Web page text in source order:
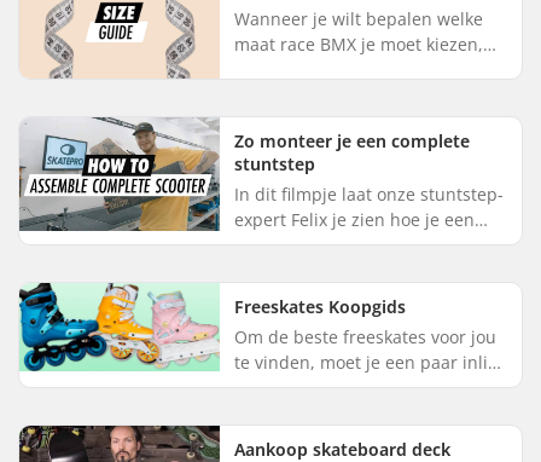
Wanneer je wilt bepalen welke
maat race BMX je moet kiezen,
De tabel is alleen bedoeld...
Zo monteer je een complete
stuntstep
In dit filmpje laat onze stuntstep-
expert Felix je zien hoe je een
stuntstep in elkaar zet. Volg onze
en je hebt je ste...
Freeskates Koopgids
Om de beste freeskates voor jou
te vinden, moet je een paar inline
skates vinden dat past bij jouw
skate. In deze gid...
Aankoop skateboard deck